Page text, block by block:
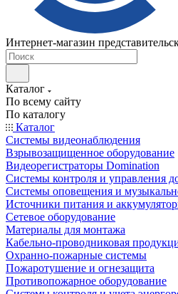
Интернет-магазин
Каталог
По всему сайту
По каталогу
Каталог
Системы видеонаблюдения
Взрывозащищенное оборудование
Видеорегистраторы Domination
Системы контроля и управления
Системы оповещения и
Источники питания и
Сетевое оборудование
Материалы для монтажа
Кабельно-проводниковая
Охранно-пожарные системы
Пожаротушение и огнезащита
Противопожарное оборудование